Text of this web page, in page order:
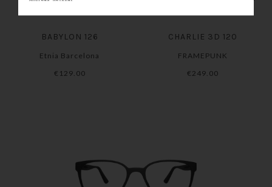
BABYLON 126
Etnia Barcelona
€129.00
CHARLIE 3D 120
FRAMEPUNK
€249.00